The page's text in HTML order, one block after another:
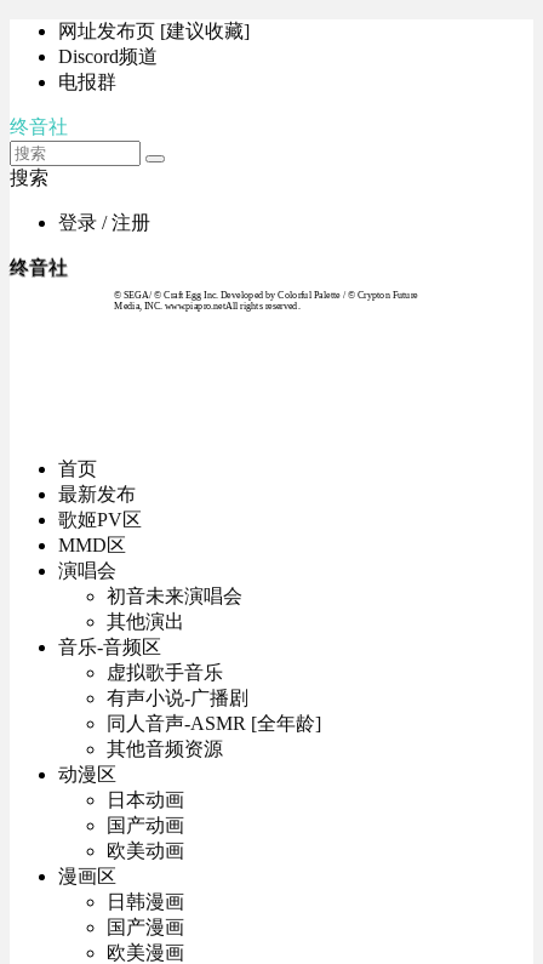
网址发布页 [建议收藏]
Discord频道
电报群
终音社
搜索
登录 / 注册
终音社
© SEGA / © Craft Egg Inc. Developed by Colorful Palette / © Crypton Future
Media, INC. www.piapro.netAll rights reserved.
首页
最新发布
歌姬PV区
MMD区
演唱会
初音未来演唱会
其他演出
音乐-音频区
虚拟歌手音乐
有声小说-广播剧
同人音声-ASMR [全年龄]
其他音频资源
动漫区
日本动画
国产动画
欧美动画
漫画区
日韩漫画
国产漫画
欧美漫画